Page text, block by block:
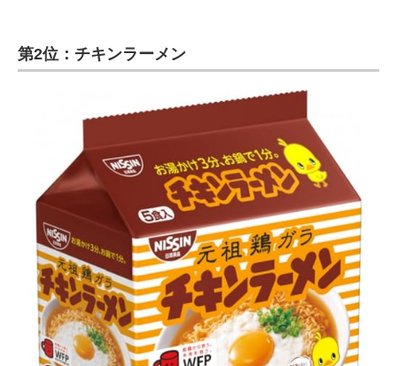
第2位：チキンラーメン